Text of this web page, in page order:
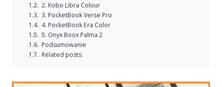
2. Kobo Libra Colour
3. PocketBook Verse Pro
4. PocketBook Era Color
5. Onyx Boox Palma 2
Podsumowanie
Related posts: